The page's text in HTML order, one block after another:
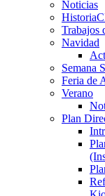
Noticias
Trabajos
Navidad
Semana
Feria de
Verano
Plan